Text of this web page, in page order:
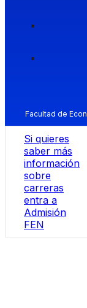
Facultad de
Si quieres
saber más
información
sobre
carreras
entra a
Admisión
FEN